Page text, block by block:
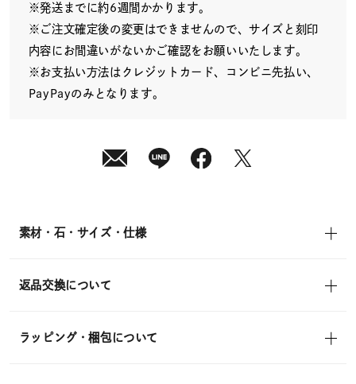
(tax
in)
※発送までに約6週間かかります。
※ご注文確定後の変更はできませんので、サイズと刻印
内容にお間違いがないかご確認をお願いいたします。
※お支払い方法はクレジットカード、コンビニ先払い、
PayPayのみとなります。
素材・石・サイズ・仕様
返品交換について
ラッピング・梱包について